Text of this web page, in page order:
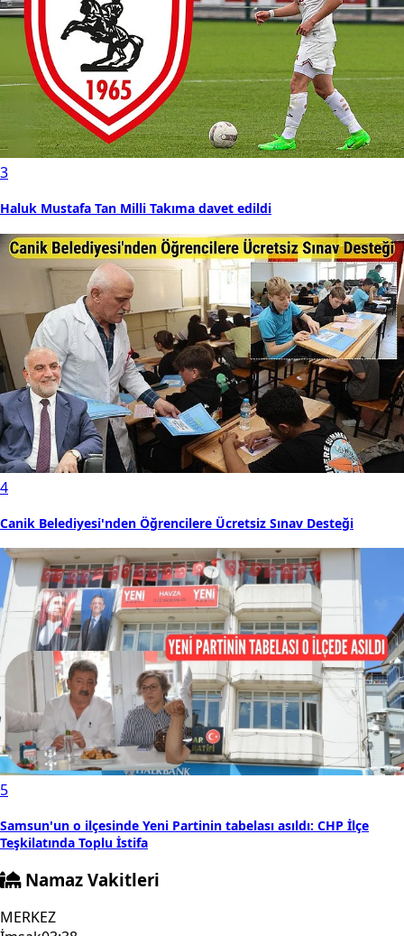
3
Haluk Mustafa Tan Milli Takıma davet edildi
4
Canik Belediyesi'nden Öğrencilere Ücretsiz Sınav Desteği
5
Samsun'un o ilçesinde Yeni Partinin tabelası asıldı: CHP İlçe
Teşkilatında Toplu İstifa
Namaz Vakitleri
MERKEZ